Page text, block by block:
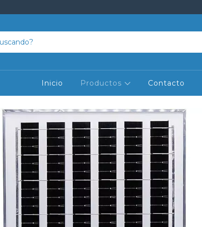
Inicio Productos Contacto